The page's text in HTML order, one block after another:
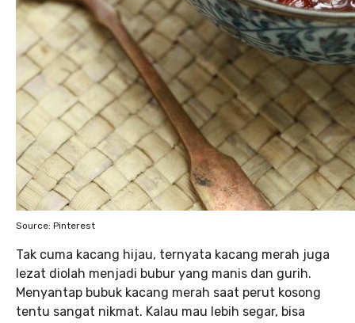
Source: Pinterest
Tak cuma kacang hijau, ternyata kacang merah juga
lezat diolah menjadi bubur yang manis dan gurih.
Menyantap bubuk kacang merah saat perut kosong
tentu sangat nikmat. Kalau mau lebih segar, bisa